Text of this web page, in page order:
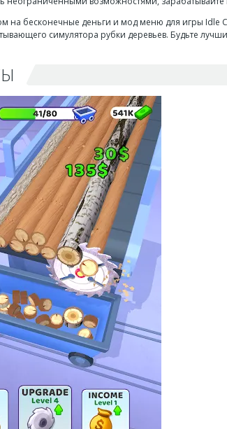
на бесконечные деньги и мод меню для игры
симулятора рубки деревьев. Будьте